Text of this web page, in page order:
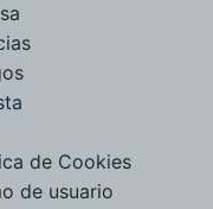
de Cookies
de usuario